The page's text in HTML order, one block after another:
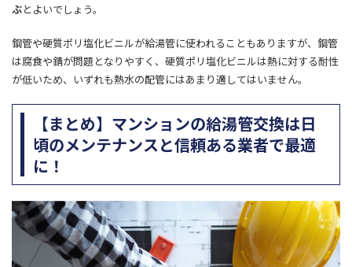
ぶとよいでしょう。
鋼管や硬質ポリ塩化ビニルが給湯管に使われることもありますが、鋼管
は腐食や錆が問題となりやすく、硬質ポリ塩化ビニルは熱に対する耐性
が低いため、いずれも熱水の配管にはあまり適してはいません。
【まとめ】マンションの給湯管交換は日
頃のメンテナンスと信頼ある業者で最適
に！